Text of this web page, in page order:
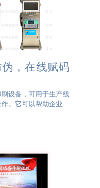
，在线赋码
设备，可用于生产线
。它可以帮助企业提
优点的详细介绍。提